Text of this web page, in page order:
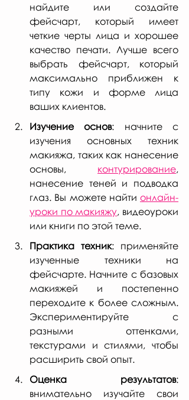
найдите или создайте
фейсчарт, который имеет
четкие черты лица и хорошее
качество печати. Лучше всего
выбрать фейсчарт, который
максимально приближен к
типу кожи и форме лица
ваших клиентов.
Изучение основ: начните с
изучения основных техник
макияжа, таких как нанесение
основы, контурирование,
нанесение теней и подводка
глаз. Вы можете найти онлайн-
уроки по макияжу, видеоуроки
или книги по этой теме.
Практика техник: применяйте
изученные техники на
фейсчарте. Начните с базовых
макияжей и постепенно
переходите к более сложным.
Экспериментируйте с
разными оттенками,
текстурами и стилями, чтобы
расширить свой опыт.
Оценка результатов:
внимательно изучайте свои